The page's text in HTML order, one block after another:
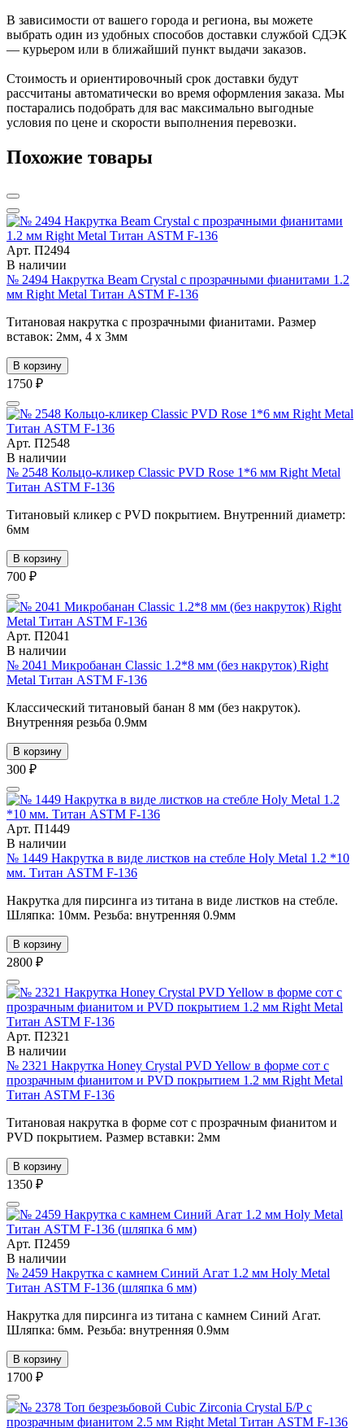
В зависимости от вашего города и региона, вы можете
выбрать один из удобных способов доставки службой СДЭК
— курьером или в ближайший пункт выдачи заказов.
Стоимость и ориентировочный срок доставки будут
рассчитаны автоматически во время оформления заказа. Мы
постарались подобрать для вас максимально выгодные
условия по цене и скорости выполнения перевозки.
Похожие товары
Арт. П2494
В наличии
№ 2494 Накрутка Beam Crystal с прозрачными фианитами 1.2
мм Right Metal Титан ASTM F-136
Титановая накрутка с прозрачными фианитами. Размер
вставок: 2мм, 4 х 3мм
В корзину
1750 ₽
Арт. П2548
В наличии
№ 2548 Кольцо-кликер Classic PVD Rose 1*6 мм Right Metal
Титан ASTM F-136
Титановый кликер с PVD покрытием. Внутренний диаметр:
6мм
В корзину
700 ₽
Арт. П2041
В наличии
№ 2041 Микробанан Classic 1.2*8 мм (без накруток) Right
Metal Титан ASTM F-136
Классический титановый банан 8 мм (без накруток).
Внутренняя резьба 0.9мм
В корзину
300 ₽
Арт. П1449
В наличии
№ 1449 Накрутка в виде листков на стебле Holy Metal 1.2 *10
мм. Титан ASTM F-136
Накрутка для пирсинга из титана в виде листков на стебле.
Шляпка: 10мм. Резьба: внутренняя 0.9мм
В корзину
2800 ₽
Арт. П2321
В наличии
№ 2321 Накрутка Honey Crystal PVD Yellow в форме сот с
прозрачным фианитом и PVD покрытием 1.2 мм Right Metal
Титан ASTM F-136
Титановая накрутка в форме сот с прозрачным фианитом и
PVD покрытием. Размер вставки: 2мм
В корзину
1350 ₽
Арт. П2459
В наличии
№ 2459 Накрутка с камнем Синий Агат 1.2 мм Holy Metal
Титан ASTM F-136 (шляпка 6 мм)
Накрутка для пирсинга из титана с камнем Синий Агат.
Шляпка: 6мм. Резьба: внутренняя 0.9мм
В корзину
1700 ₽